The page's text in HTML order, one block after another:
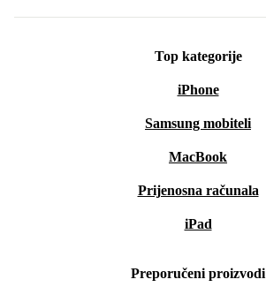
Top kategorije
iPhone
Samsung mobiteli
MacBook
Prijenosna računala
iPad
Preporučeni proizvodi